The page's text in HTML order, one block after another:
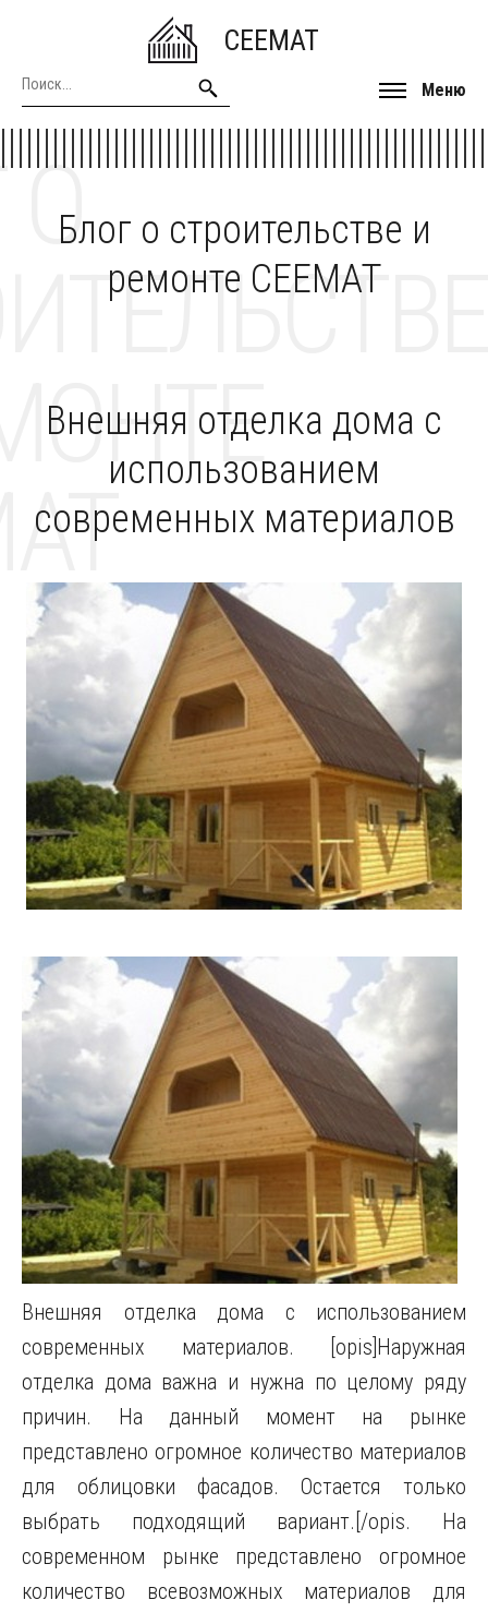
CEEMAT
Меню
Блог о строительстве и
ремонте CEEMAT
О
Внешняя отделка дома с
использованием
современных материалов
Внешняя отделка дома с использованием
современных материалов. [opis]Наружная
отделка дома важна и нужна по целому ряду
причин. На данный момент на рынке
представлено огромное количество материалов
для облицовки фасадов. Остается только
выбрать подходящий вариант.[/opis. На
современном рынке представлено огромное
количество всевозможных материалов для